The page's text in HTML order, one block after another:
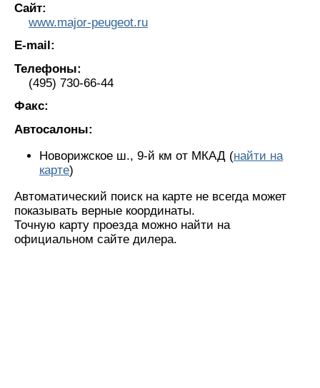
Сайт:
www.major-peugeot.ru
E-mail:
Телефоны:
(495) 730-66-44
Факс:
Автосалоны:
Новорижское ш., 9-й км от МКАД (найти на
карте)
Автоматический поиск на карте не всегда может
показывать верные координаты.
Точную карту проезда можно найти на
официальном сайте дилера.